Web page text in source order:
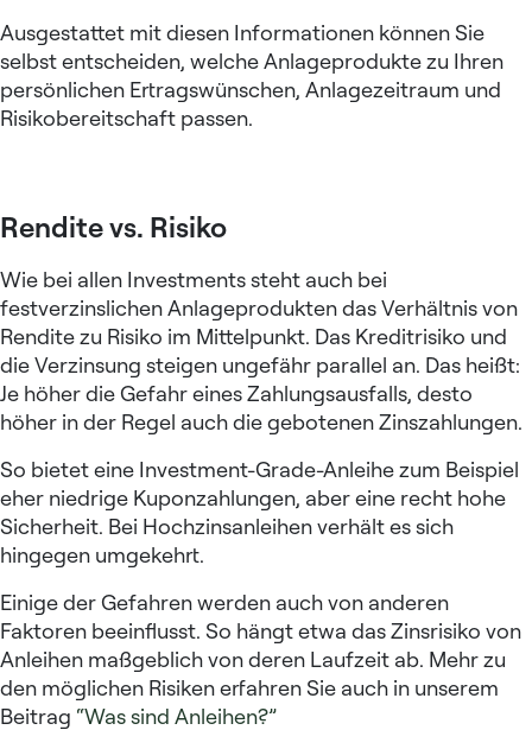
Ausgestattet mit diesen Informationen können Sie
selbst entscheiden, welche Anlageprodukte zu Ihren
persönlichen Ertragswünschen, Anlagezeitraum und
Risikobereitschaft passen.
Rendite vs. Risiko
Wie bei allen Investments steht auch bei
festverzinslichen Anlageprodukten das Verhältnis von
Rendite zu Risiko im Mittelpunkt. Das Kreditrisiko und
die Verzinsung steigen ungefähr parallel an. Das heißt:
Je höher die Gefahr eines Zahlungsausfalls, desto
höher in der Regel auch die gebotenen Zinszahlungen.
So bietet eine Investment-Grade-Anleihe zum Beispiel
eher niedrige Kuponzahlungen, aber eine recht hohe
Sicherheit. Bei Hochzinsanleihenverhält es sich
hingegen umgekehrt.
Einige der Gefahren werden auch von anderen
Faktoren beeinflusst. So hängt etwa das Zinsrisiko von
Anleihen maßgeblich von deren Laufzeit ab. Mehr zu
den möglichen Risiken erfahren Sie auch in unserem
Beitrag “Was sind Anleihen?”